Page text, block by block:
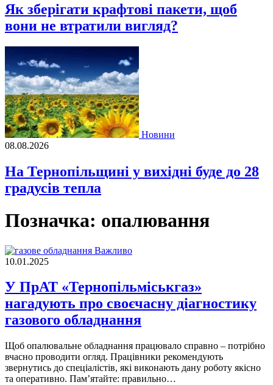
Як зберігати крафтові пакети, щоб
вони не втратили вигляд?
Новини
08.08.2026
На Тернопільщині у вихідні буде до 28
градусів тепла
Позначка: опалювання
Важливо
10.01.2025
У ПрАТ «Тернопільміськгаз»
нагадують про своєчасну діагностику
газового обладнання
Щоб опалювальне обладнання працювало справно – потрібно
вчасно проводити огляд. Працівники рекомендують
звернутись до спеціалістів, які виконають дану роботу якісно
та оперативно. Пам’ятайте: правильно…